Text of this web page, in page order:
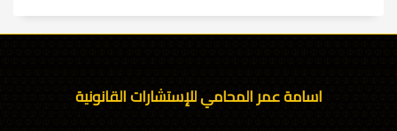
اسامة عمر المحامي للإستشارات القانونية